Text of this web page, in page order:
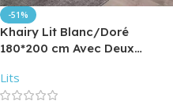
-51%
Khairy Lit Blanc/Doré
180*200 cm Avec Deux
Lits